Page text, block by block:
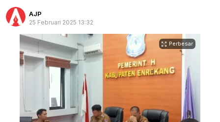
AJP
25 Februari 2025 13:32
Perbesar